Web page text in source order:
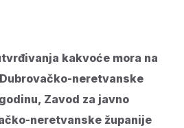
kakvoće mora na
neretvanske
Zavod za javno
neretvanske županije